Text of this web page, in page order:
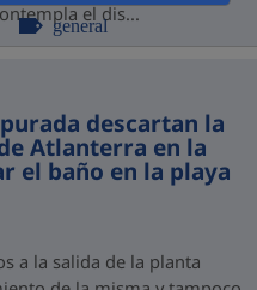
el dis...
general
descartan la
Atlanterra en la
el baño en la playa
a la salida de la planta